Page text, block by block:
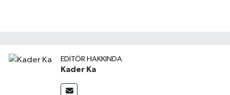
EDITÖR HAKKINDA
Kader Ka